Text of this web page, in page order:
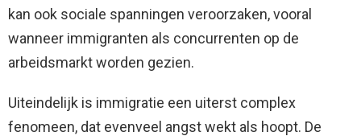
kan ook sociale spanningen veroorzaken, vooral
wanneer immigranten als concurrenten op de
arbeidsmarkt worden gezien.
Uiteindelijk is immigratie een uiterst complex
fenomeen, dat evenveel angst wekt als hoopt. De